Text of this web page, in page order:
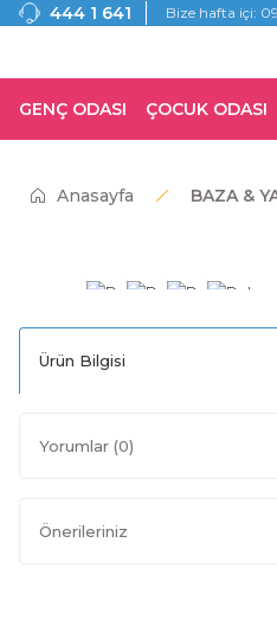
444 1 641 Bize hafta içi:
GENÇ ODASI ÇOCUK ODASI
Anasayfa BAZA &
Ürün Bilgisi
Yorumlar (0)
Önerileriniz